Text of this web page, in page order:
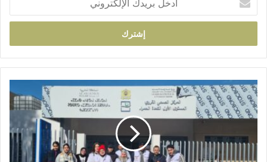
خ
ب
ر
د
ك
ا
ل
ل
ك
ق
ا
ف